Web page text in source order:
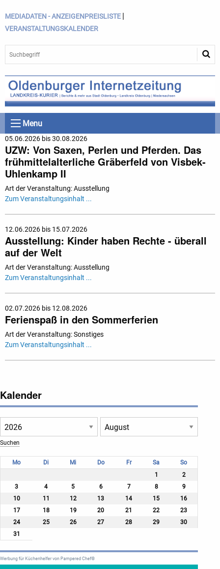
MEDIADATEN - ANZEIGENPREISLISTE |
VERANSTALTUNGSKALENDER
Menu
05.06.2026 bis 30.08.2026
UZW: Von Saxen, Perlen und Pferden. Das
frühmittelalterliche Gräberfeld von Visbek-
Uhlenkamp II
Art der Veranstaltung: Ausstellung
Zum Veranstaltungsinhalt ...
12.06.2026 bis 15.07.2026
Ausstellung: Kinder haben Rechte - überall
auf der Welt
Art der Veranstaltung: Ausstellung
Zum Veranstaltungsinhalt ...
02.07.2026 bis 12.08.2026
Ferienspaß in den Sommerferien
Art der Veranstaltung: Sonstiges
Zum Veranstaltungsinhalt ...
Kalender
Mo Di Mi Do Fr Sa
So
1
2
3
4 5 6 7 8
9
10
11 12 13 14 15
16
17
18 19 20 21 22
23
24
25 26 27 28 29
30
31
Werbung für Küchenhelfer von Pampered Chef®